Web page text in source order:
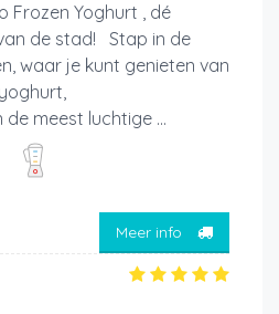
Frozen Yoghurt , dé
de stad! Stap in de
waar je kunt genieten van
meest luchtige ...
Meer info